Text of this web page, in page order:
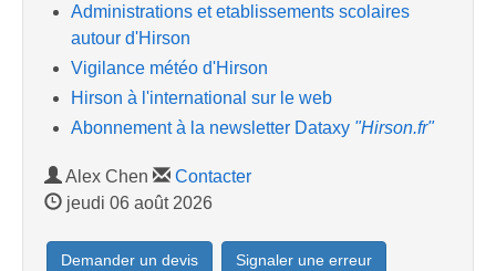
Administrations et etablissements scolaires
autour d'Hirson
Vigilance météo d'Hirson
Hirson à l'international sur le web
Abonnement à la newsletter Dataxy "Hirson.fr"
Alex Chen
Contacter
jeudi 06 août 2026
Demander un devis Signaler une erreur